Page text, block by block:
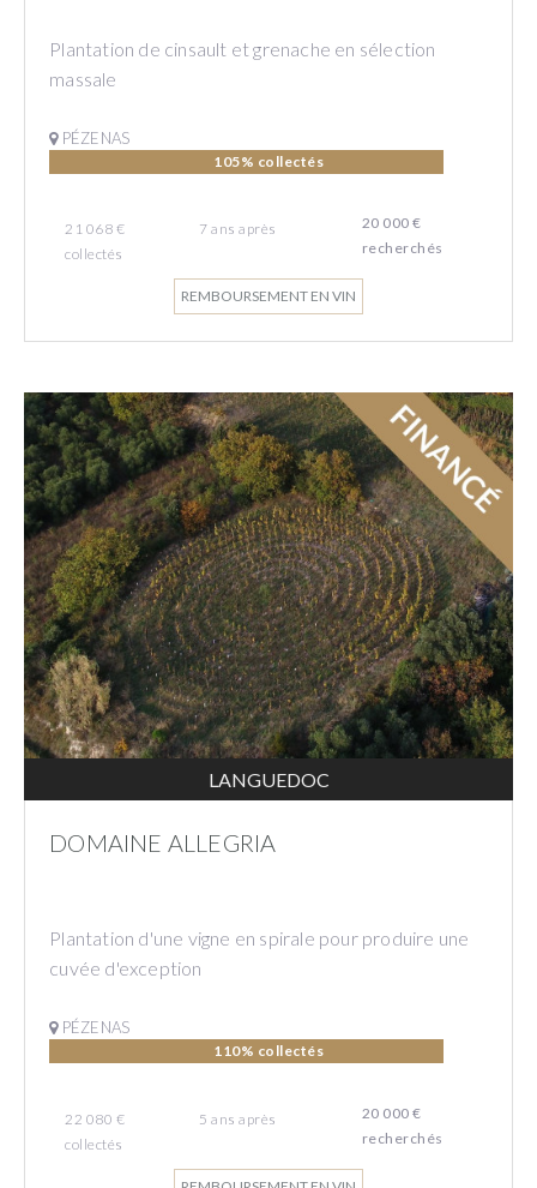
Plantation de cinsault et grenache en sélection
massale
PÉZENAS
105% collectés
21 068 €
collectés
7 ans après
20 000 €
recherchés
REMBOURSEMENT EN VIN
LANGUEDOC
DOMAINE ALLEGRIA
Plantation d'une vigne en spirale pour produire une
cuvée d'exception
PÉZENAS
110% collectés
22 080 €
collectés
5 ans après
20 000 €
recherchés